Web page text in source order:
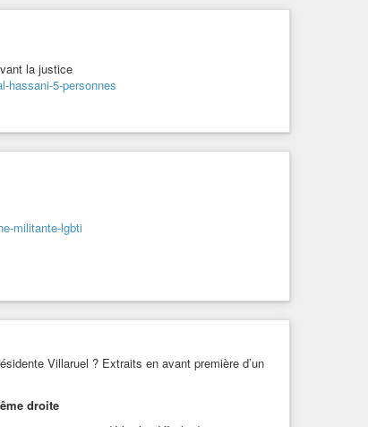
la justice
hassani-5-personnes
militante-lgbti
Villaruel ? Extraits en avant première d’un
droite